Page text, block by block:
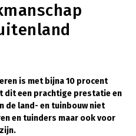
is met bijna 10 procent
dit een prachtige prestatie en
de land- en tuinbouw niet
en tuinders maar ook voor